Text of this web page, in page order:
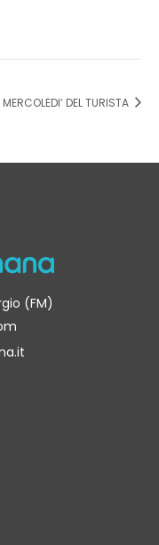
MERCOLEDI’ DEL TURISTA
(FM)